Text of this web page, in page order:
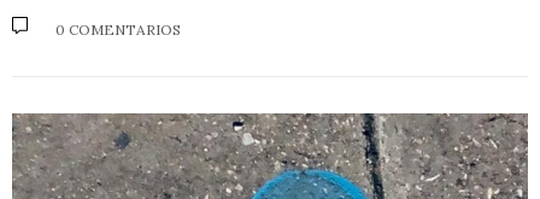
0 COMENTARIOS